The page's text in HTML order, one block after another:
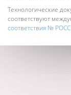
Технологические
соответствуют
соответствия №